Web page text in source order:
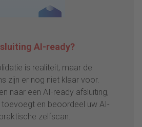
AI-ready?
is realiteit, maar de
zijn er nog niet klaar voor.
naar een AI-ready afsluiting,
en beoordeel uw AI-
zelfscan.